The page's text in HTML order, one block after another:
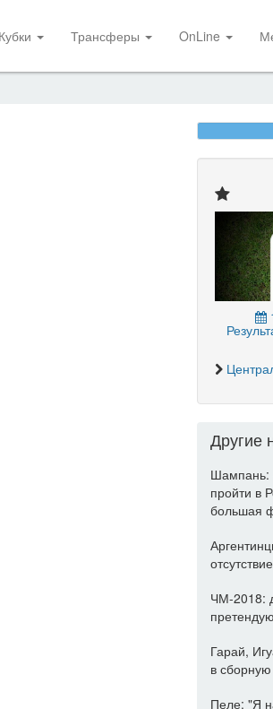
Кубки Трансферы OnLine
Другие
Шампань:
пройти в
большая
ЧМ-2018:
Гарай,
в
Пеле: "Я